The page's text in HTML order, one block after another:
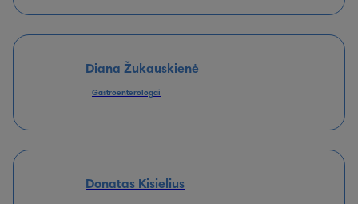
Diana Žukauskienė
Gastroenterologai
Donatas Kisielius